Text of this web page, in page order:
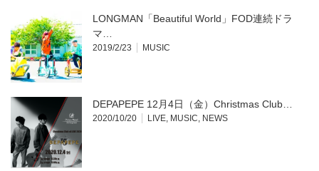
ウ
で
開
き
ま
す)
(新
し
い
ウ
ィ
ン
ド
ま
す)
LONGMAN「Beautiful World」FOD連続ドラ
マ…
2019/2/23 MUSIC
DEPAPEPE 12月4日（金）Christmas Club…
2020/10/20 LIVE, MUSIC, NEWS